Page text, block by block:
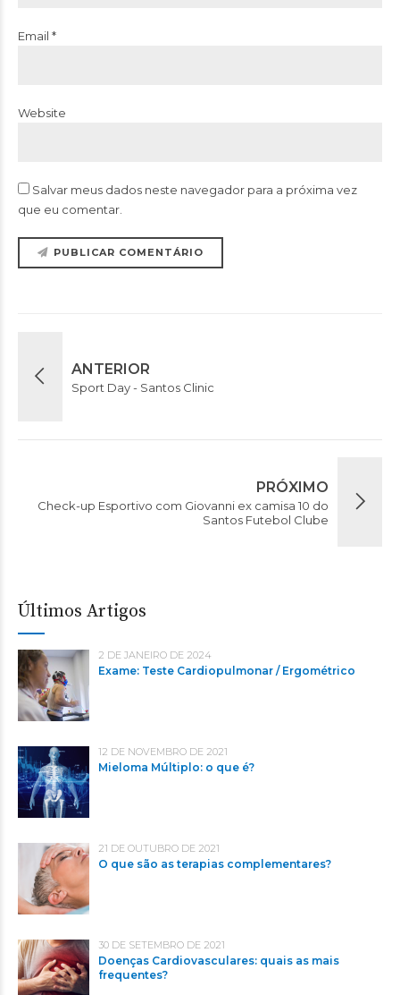
Email *
Website
Salvar meus dados neste navegador para a próxima vez
que eu comentar.
PUBLICAR COMENTÁRIO
ANTERIOR
Sport Day - Santos Clinic
PRÓXIMO
Check-up Esportivo com Giovanni ex camisa 10 do
Santos Futebol Clube
Últimos Artigos
2 DE JANEIRO DE 2024
Exame: Teste Cardiopulmonar / Ergométrico
12 DE NOVEMBRO DE 2021
Mieloma Múltiplo: o que é?
21 DE OUTUBRO DE 2021
O que são as terapias complementares?
30 DE SETEMBRO DE 2021
Doenças Cardiovasculares: quais as mais
frequentes?